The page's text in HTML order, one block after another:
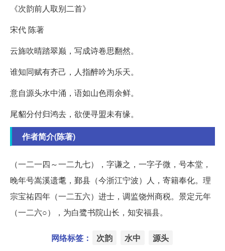
《次韵前人取别二首》
宋代 陈著
云旆吹晴踏翠巅，写成诗卷思翻然。
谁知同赋有齐己，人指醉吟为乐天。
意自源头水中涌，语如山色雨余鲜。
尾貂分付归鸿去，欲便寻盟未有缘。
作者简介(陈著)
（一二一四～一二九七），字谦之，一字子微，号本堂，
晚年号嵩溪遗耄，鄞县（今浙江宁波）人，寄籍奉化。理
宗宝祐四年（一二五六）进士，调监饶州商税。景定元年
（一二六○），为白鹭书院山长，知安福县。
网络标签： 次韵 水中 源头